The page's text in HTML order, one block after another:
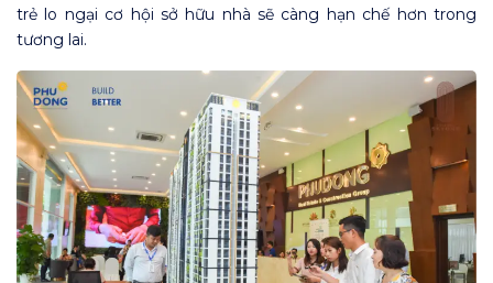
trẻ lo ngại cơ hội sở hữu nhà sẽ càng hạn chế hơn trong
tương lai.